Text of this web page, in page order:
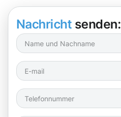
Nachricht senden: